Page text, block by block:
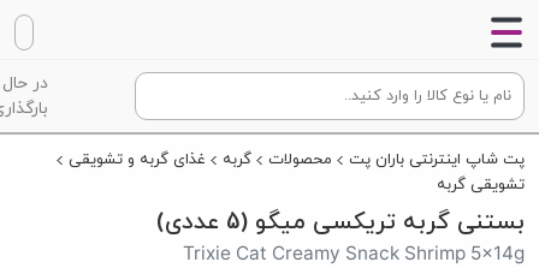
در حال
پت شاپ اینترنتی باران پت محصولات گربه
غذای گربه و تشویقی
تشویقی گربه
بستنی گربه تریکسی میگو (5 عددی)
Trixie Cat Creamy Snack Shrimp 5×14g